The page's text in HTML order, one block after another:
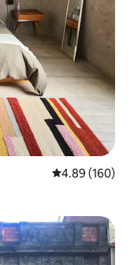
औसत रेटिंग 5 में से
4.89 (160)